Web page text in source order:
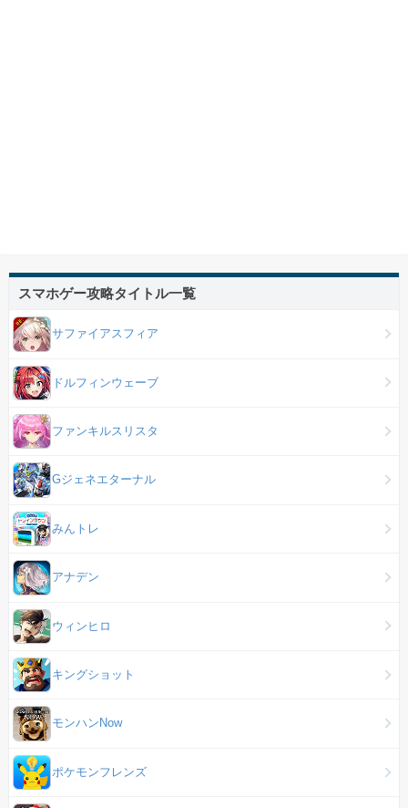
スマホゲー攻略タイトル一覧
サファイアスフィア
ドルフィンウェーブ
ファンキルスリスタ
Gジェネエターナル
みんトレ
アナデン
ウィンヒロ
キングショット
モンハンNow
ポケモンフレンズ